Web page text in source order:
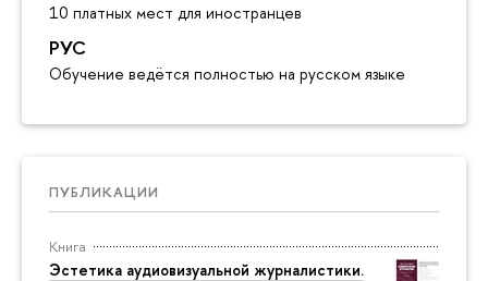
10 платных мест для иностранцев
РУС
Обучение ведётся полностью на русском языке
ПУБЛИКАЦИИ
Книга
Эстетика аудиовизуальной журналистики.